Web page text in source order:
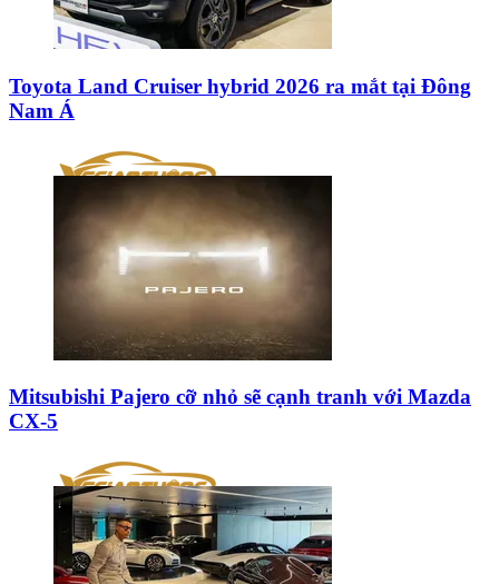
Toyota Land Cruiser hybrid 2026 ra mắt tại Đông
Nam Á
Mitsubishi Pajero cỡ nhỏ sẽ cạnh tranh với Mazda
CX-5